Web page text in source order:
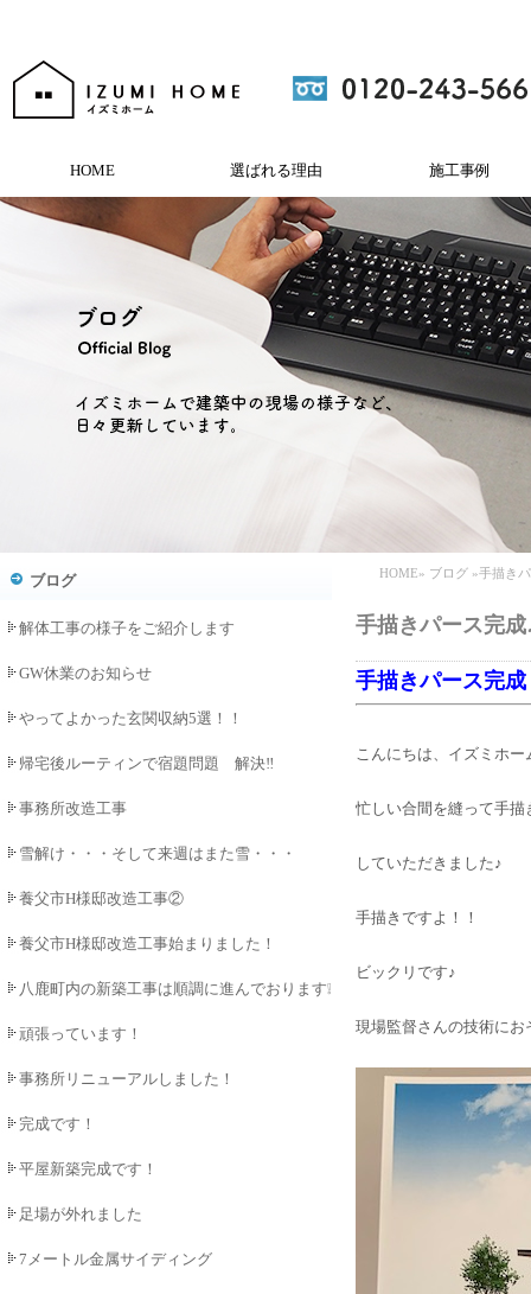
HOME 選ばれる理由 施工事例
HOME» ブログ »手描き
手描きパース完成
手描きパース完成
こんにちは、イズミホー
忙しい合間を縫って手描
していただきました♪
手描きですよ！！
ビックリです♪
現場監督さんの技術にお
ブログ
解体工事の様子をご紹介します
GW休業のお知らせ
やってよかった玄関収納5選！！
帰宅後ルーティンで宿題問題 解決‼
事務所改造工事
雪解け・・・そして来週はまた雪・・・
養父市H様邸改造工事②
養父市H様邸改造工事始まりました！
八鹿町内の新築工事は順調に進んでおります❕
頑張っています！
事務所リニューアルしました！
完成です！
平屋新築完成です！
足場が外れました
7メートル金属サイディング